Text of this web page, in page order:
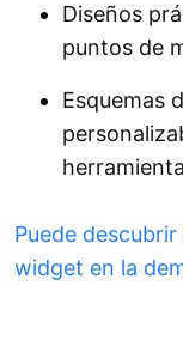
Diseños
puntos de
Esquemas
herramienta
Puede
widget en la